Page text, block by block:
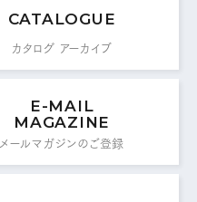
CATALOGUE
カタログ アーカイブ
E-MAIL
MAGAZINE
メールマガジンのご登録